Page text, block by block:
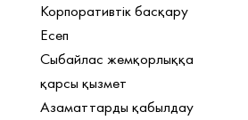
Корпоративтік басқару
Есеп
Сыбайлас жемқорлыққа
қарсы қызмет
Азаматтарды қабылдау